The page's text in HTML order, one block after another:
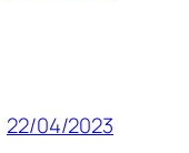
22/04/2023